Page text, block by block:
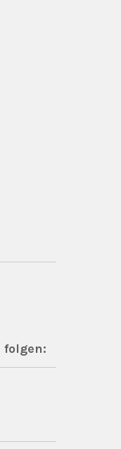
folgen: